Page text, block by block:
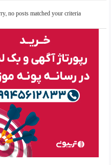
no posts matched your criteria.